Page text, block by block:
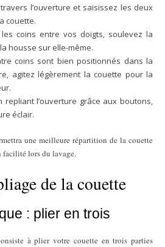
l’ouverture et saisissez les deux
couette.
coins entre vos doigts, soulevez la
housse sur elle-même.
coins sont bien positionnés dans la
agitez légèrement la couette pour la
repliant l’ouverture grâce aux boutons,
éclair.
une meilleure répartition de la couette
facilité lors du lavage.
de la couette
: plier en trois
à plier votre couette en trois parties